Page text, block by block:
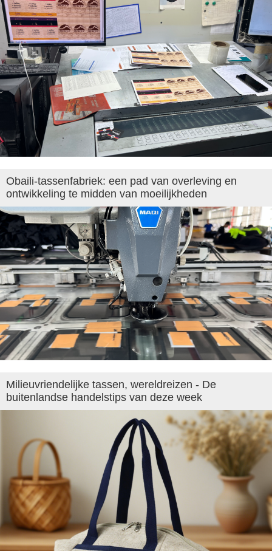
Obaili-tassenfabriek: een pad van overleving en
ontwikkeling te midden van moeilijkheden
Milieuvriendelijke tassen, wereldreizen - De
buitenlandse handelstips van deze week